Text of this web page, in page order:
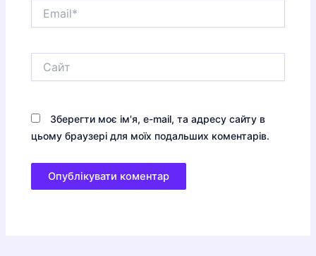
Зберегти моє ім'я, e-mail, та адресу сайту в
цьому браузері для моїх подальших коментарів.